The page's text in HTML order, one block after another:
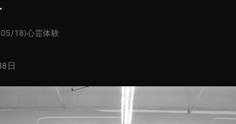
05/18)心霊体験
日